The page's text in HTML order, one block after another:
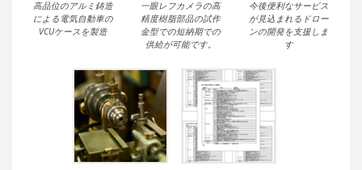
高品位のアルミ鋳造
による電気自動車の
VCUケースを製造
一眼レフカメラの高
精度樹脂部品の試作
金型での短納期での
供給が可能です。
今後便利なサービス
が見込まれるドロー
ンの開発を支援しま
す